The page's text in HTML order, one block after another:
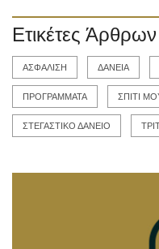
Ετικέτες Άρθρων
ΑΣΦΑΛΙΣΗ ΔΑΝΕΙΑ
ΠΡΟΓΡΑΜΜΑΤΑ ΣΠΙΤΙ
ΣΤΕΓΑΣΤΙΚΟ ΔΑΝΕΙΟ